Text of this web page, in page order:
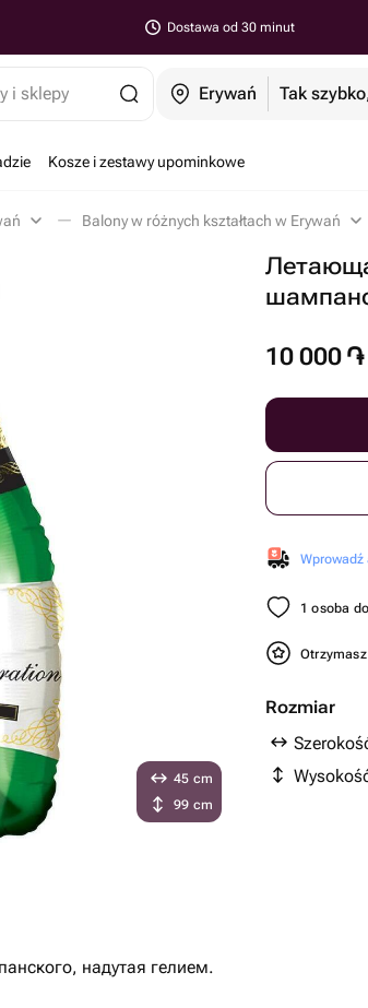
Dostawa od 30 minut
i sklepy Erywań Tak
Kosze i zestawy upominkowe
Balony w różnych kształtach w Erywań
10 000 ֏
Wprowadź
1 osoba
Rozmiar
45 cm
99 cm
надутая гелием.